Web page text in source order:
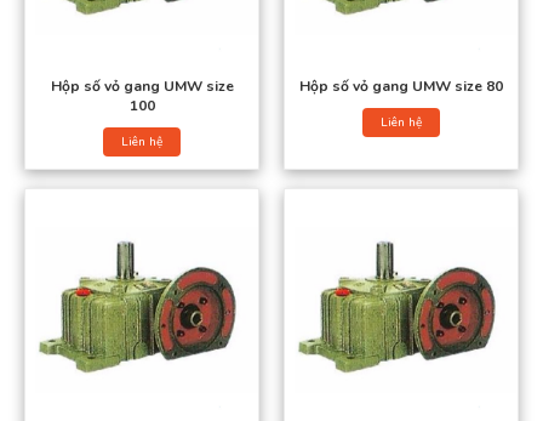
Hộp số vỏ gang UMW size
100
Liên hệ
Hộp số vỏ gang UMW size 80
Liên hệ